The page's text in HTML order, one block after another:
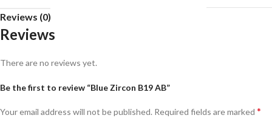
Reviews (0)
Reviews
There are no reviews yet.
Be the first to review “Blue Zircon B19 AB”
Your email address will not be published. Required fields are marked *